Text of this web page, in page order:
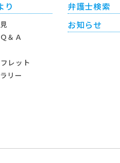
り
＆Ａ
レット
リー
弁護士検索
お知らせ